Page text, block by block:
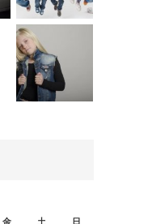
金 土 日